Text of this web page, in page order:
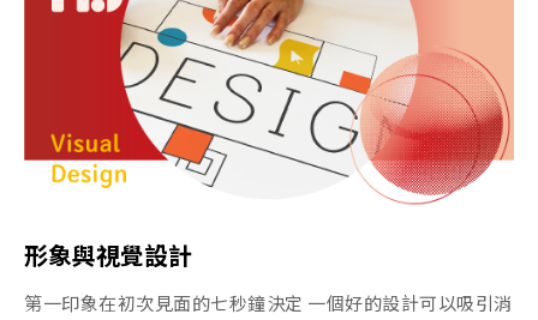
形象與視覺設計
第一印象在初次見面的七秒鐘決定 一個好的設計可以吸引消